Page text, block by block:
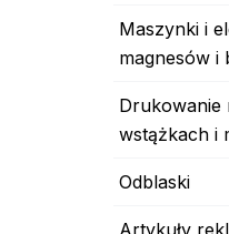
Maszynki i
magnesów i
Drukowanie
wstążkach i
Odblaski
Artykuły